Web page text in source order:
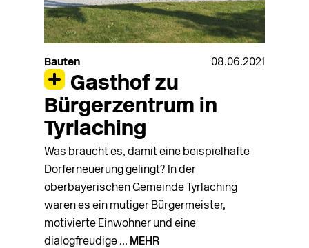
Bauten 08.06.2021
Gasthof zu
Bürgerzentrum in
Tyrlaching
Was braucht es, damit eine beispielhafte
Dorferneuerung gelingt? In der
oberbayerischen Gemeinde Tyrlaching
waren es ein mutiger Bürgermeister,
motivierte Einwohner und eine
dialogfreudige ... MEHR